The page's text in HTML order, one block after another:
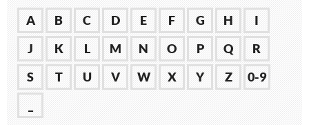
A B C D E F G H
I
J
K L M N O P Q
R
S
T U V W X Y Z
0-9